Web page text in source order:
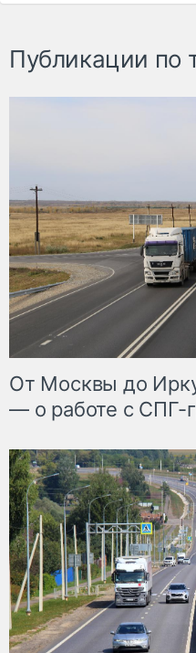
Публикации по
От Москвы до
— о работе с СПГ-